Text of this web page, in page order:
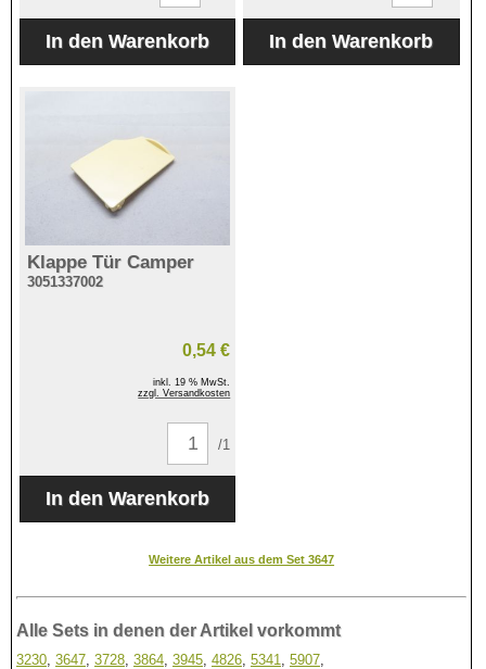
Klappe Tür Camper
3051337002
0,54 €
inkl. 19 % MwSt.
zzgl. Versandkosten
/1
Weitere Artikel aus dem Set 3647
Alle Sets in denen der Artikel vorkommt
3230 3647 3728 3864 3945 4826 5341 5907